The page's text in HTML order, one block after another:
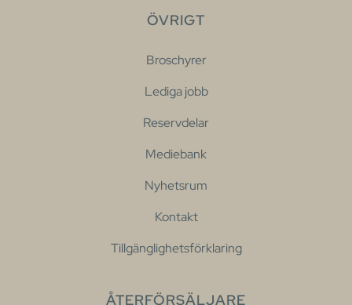
ÖVRIGT
Broschyrer
Lediga jobb
Reservdelar
Mediebank
Nyhetsrum
Kontakt
Tillgänglighetsförklaring
ÅTERFÖRSÄLJARE